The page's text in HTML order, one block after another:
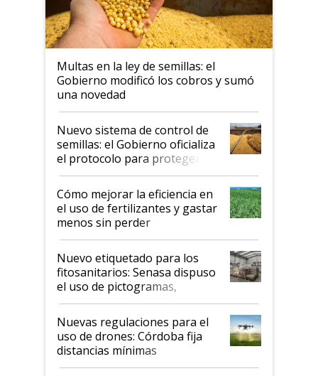
Multas en la ley de semillas: el
Gobierno modificó los cobros y sumó
una novedad
Nuevo sistema de control de
semillas: el Gobierno oficializa
el protocolo para proteger la
propiedad intelectual
Cómo mejorar la eficiencia en
el uso de fertilizantes y gastar
menos sin perder
productividad en la campaña
fina
Nuevo etiquetado para los
fitosanitarios: Senasa dispuso
el uso de pictogramas,
palabras de advertencia e
indicaciones
Nuevas regulaciones para el
uso de drones: Córdoba fija
distancias mínimas